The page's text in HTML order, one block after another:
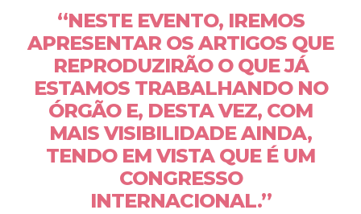
“NESTE EVENTO, IREMOS
APRESENTAR OS ARTIGOS QUE
REPRODUZIRÃO O QUE JÁ
ESTAMOS TRABALHANDO NO
ÓRGÃO E, DESTA VEZ, COM
MAIS VISIBILIDADE AINDA,
TENDO EM VISTA QUE É UM
CONGRESSO
INTERNACIONAL.”